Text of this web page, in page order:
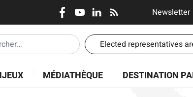
Réseaux
sociaux
En-
tête
-
Newsletter
En-
tête
-
Espaces
Elected representatives
MÉDIATHÈQUE DESTINATION